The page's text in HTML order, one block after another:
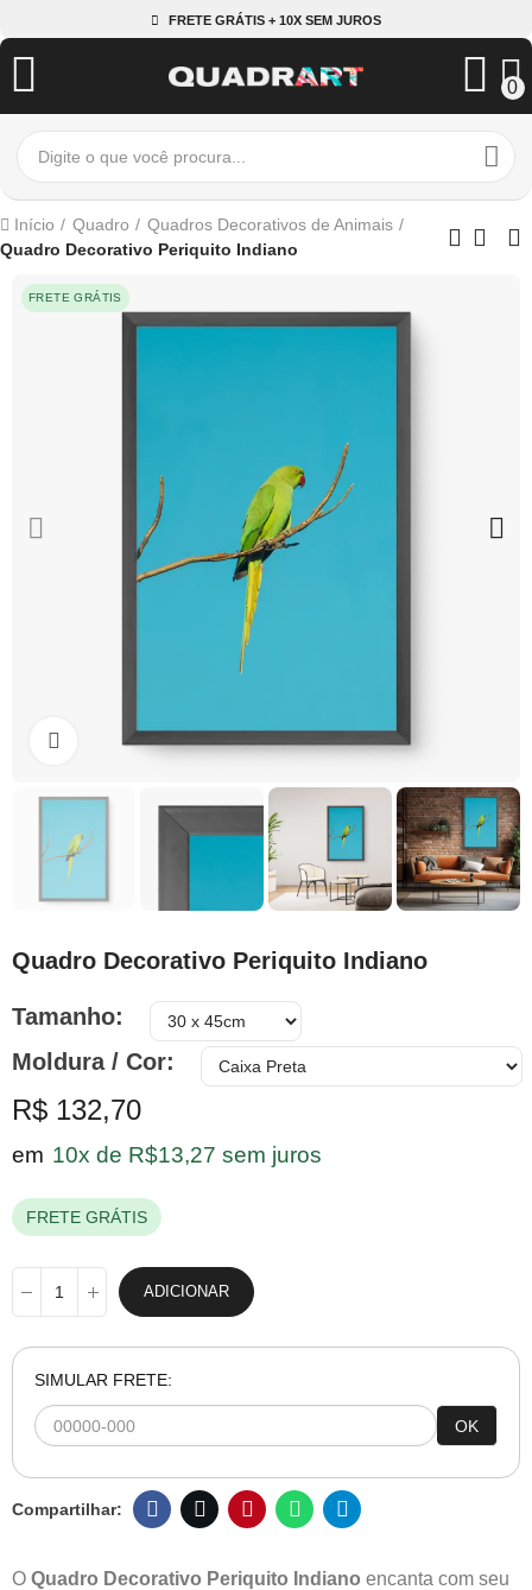
FRETE GRÁTIS + 10X SEM JUROS
0
Início Quadro
Quadros Decorativos de Animais
Quadro Decorativo Periquito Indiano
FRETE GRÁTIS
Clique para ampliar
Quadro Decorativo Periquito Indiano
Tamanho
Moldura / Cor
R$ 132,70
em 10x de R$13,27 sem juros
FRETE GRÁTIS
ADICIONAR
SIMULAR FRETE:
OK
O Quadro Decorativo Periquito Indiano encanta com seu